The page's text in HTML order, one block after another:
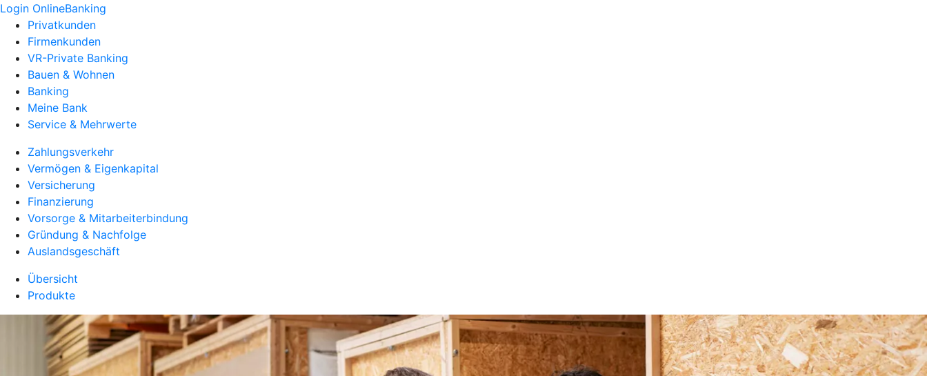
Login OnlineBanking
Privatkunden
Firmenkunden
VR-Private Banking
Bauen & Wohnen
Banking
Meine Bank
Service & Mehrwerte
Zahlungsverkehr
Vermögen & Eigenkapital
Versicherung
Finanzierung
Vorsorge & Mitarbeiterbindung
Gründung & Nachfolge
Auslandsgeschäft
Übersicht
Produkte